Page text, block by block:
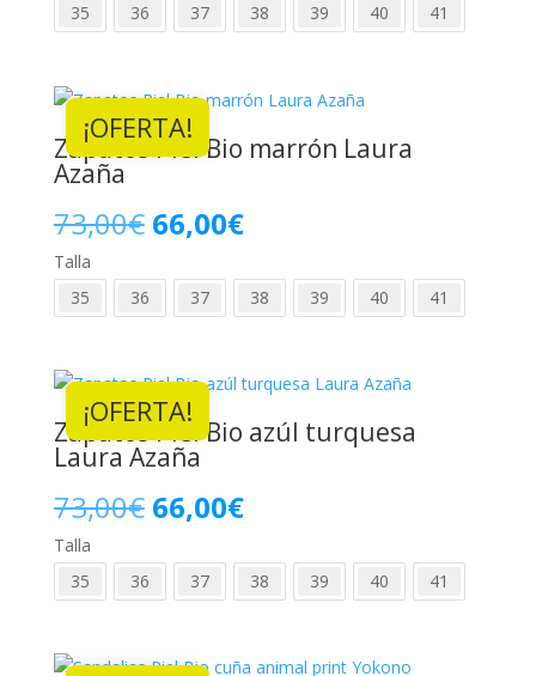
35
36 37 38 39 40 41
¡OFERTA!
Zapatos Piel Bio marrón Laura
Azaña
73,00€ El
precio
original
73,00€.
66,00€El
precio
actual
66,00€.
Talla
35
36 37 38 39 40 41
¡OFERTA!
Zapatos Piel Bio azúl turquesa
Laura Azaña
73,00€ El
precio
original
66,00€El
precio
actual
Talla
35
36 37 38 39 40 41